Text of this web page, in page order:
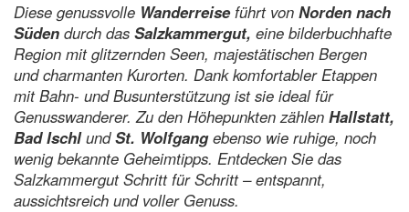
Diese genussvolle Wanderreiseführt von Norden nach
Süden durch das Salzkammergut, eine bilderbuchhafte
Region mit glitzernden Seen, majestätischen Bergen
und charmanten Kurorten. Dank komfortabler Etappen
mit Bahn- und Busunterstützung ist sie ideal für
Genusswanderer. Zu den Höhepunkten zählen Hallstatt,
Bad IschlundSt. Wolfgangebenso wie ruhige, noch
wenig bekannte Geheimtipps. Entdecken Sie das
Salzkammergut Schritt für Schritt – entspannt,
aussichtsreich und voller Genuss.